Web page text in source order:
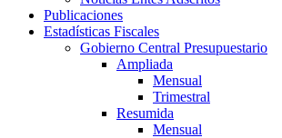
Publicaciones
Estadísticas Fiscales
Gobierno Central Presupuestario
Ampliada
Mensual
Trimestral
Resumida
Mensual